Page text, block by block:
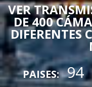
VER
DE 400
DIFERENTES
PAISES: 94